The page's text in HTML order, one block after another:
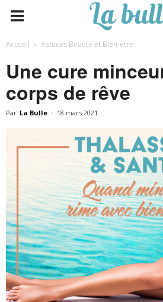
Accueil Astuces Beauté et Bien-être
Une cure
corps de rêve
Par La Bulle - 18 mars 2021